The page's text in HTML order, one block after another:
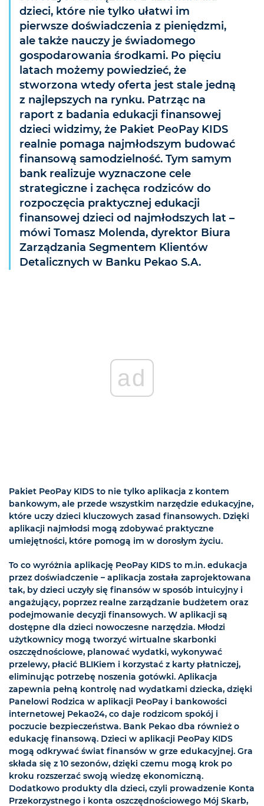
dzieci, które nie tylko ułatwi im
pierwsze doświadczenia z pieniędzmi,
ale także nauczy je świadomego
gospodarowania środkami. Po pięciu
latach możemy powiedzieć, że
stworzona wtedy oferta jest stale jedną
z najlepszych na rynku. Patrząc na
raport z badania edukacji finansowej
dzieci widzimy, że Pakiet PeoPay KIDS
realnie pomaga najmłodszym budować
finansową samodzielność. Tym samym
bank realizuje wyznaczone cele
strategiczne i zachęca rodziców do
rozpoczęcia praktycznej edukacji
finansowej dzieci od najmłodszych lat –
mówi Tomasz Molenda, dyrektor Biura
Zarządzania Segmentem Klientów
Detalicznych w Banku Pekao S.A.
ad
Pakiet PeoPay KIDS to nie tylko aplikacja z kontem
bankowym, ale przede wszystkim narzędzie edukacyjne,
które uczy dzieci kluczowych zasad finansowych. Dzięki
aplikacji najmłodsi mogą zdobywać praktyczne
umiejętności, które pomogą im w dorosłym życiu.
To co wyróżnia aplikację PeoPay KIDS to m.in. edukacja
przez doświadczenie – aplikacja została zaprojektowana
tak, by dzieci uczyły się finansów w sposób intuicyjny i
angażujący, poprzez realne zarządzanie budżetem oraz
podejmowanie decyzji finansowych. W aplikacji są
dostępne dla dzieci nowoczesne narzędzia. Młodzi
użytkownicy mogą tworzyć wirtualne skarbonki
oszczędnościowe, planować wydatki, wykonywać
przelewy, płacić BLIKiem i korzystać z karty płatniczej,
eliminując potrzebę noszenia gotówki. Aplikacja
zapewnia pełną kontrolę nad wydatkami dziecka, dzięki
Panelowi Rodzica w aplikacji PeoPay i bankowości
internetowej Pekao24, co daje rodzicom spokój i
poczucie bezpieczeństwa. Bank Pekao dba również o
edukację finansową. Dzieci w aplikacji PeoPay KIDS
mogą odkrywać świat finansów w grze edukacyjnej. Gra
składa się z 10 sezonów, dzięki czemu mogą krok po
kroku rozszerzać swoją wiedzę ekonomiczną.
Dodatkowo produkty dla dzieci, czyli prowadzenie Konta
Przekorzystnego i konta oszczędnościowego Mój Skarb,